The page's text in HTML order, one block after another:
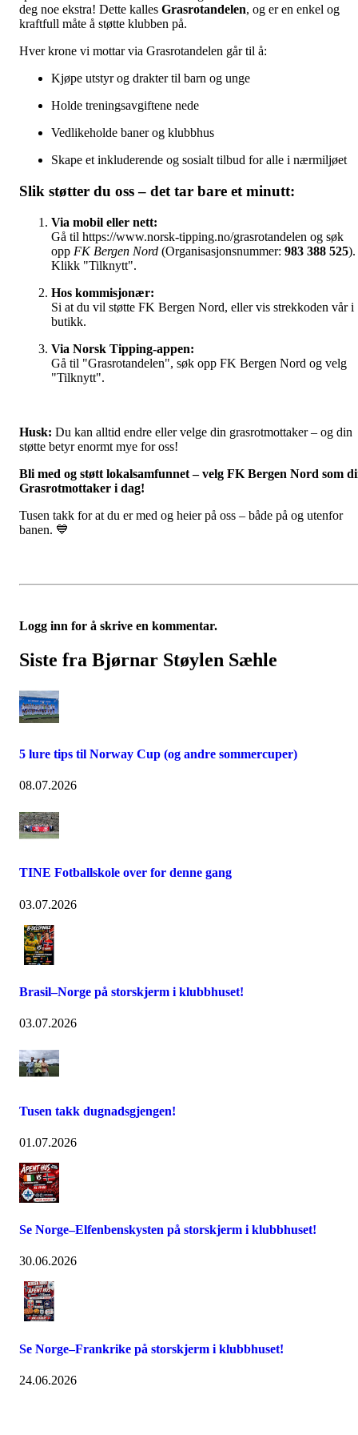
deg noe ekstra! Dette kalles Grasrotandelen, og er en enkel og
kraftfull måte å støtte klubben på.
Hver krone vi mottar via Grasrotandelen går til å:
Kjøpe utstyr og drakter til barn og unge
Holde treningsavgiftene nede
Vedlikeholde baner og klubbhus
Skape et inkluderende og sosialt tilbud for alle i nærmiljøet
Slik støtter du oss – det tar bare et minutt:
Via mobil eller nett:
Gå til https://www.norsk-tipping.no/grasrotandelen og søk
opp FK Bergen Nord (Organisasjonsnummer: 983 388 525).
Klikk "Tilknytt".
Hos kommisjonær:
Si at du vil støtte FK Bergen Nord, eller vis strekkoden vår i
butikk.
Via Norsk Tipping-appen:
Gå til "Grasrotandelen", søk opp FK Bergen Nord og velg
"Tilknytt".
Husk: Du kan alltid endre eller velge din grasrotmottaker – og din
støtte betyr enormt mye for oss!
Bli med og støtt lokalsamfunnet – velg FK Bergen Nord som
Grasrotmottaker i dag!
Tusen takk for at du er med og heier på oss – både på og utenfor
banen. 💙
Logg inn for å skrive en kommentar.
Siste fra Bjørnar Støylen Sæhle
5 lure tips til Norway Cup (og andre sommercuper)
08.07.2026
TINE Fotballskole over for denne gang
03.07.2026
Brasil–Norge på storskjerm i klubbhuset!
03.07.2026
Tusen takk dugnadsgjengen!
01.07.2026
Se Norge–Elfenbenskysten på storskjerm i klubbhuset!
30.06.2026
Se Norge–Frankrike på storskjerm i klubbhuset!
24.06.2026